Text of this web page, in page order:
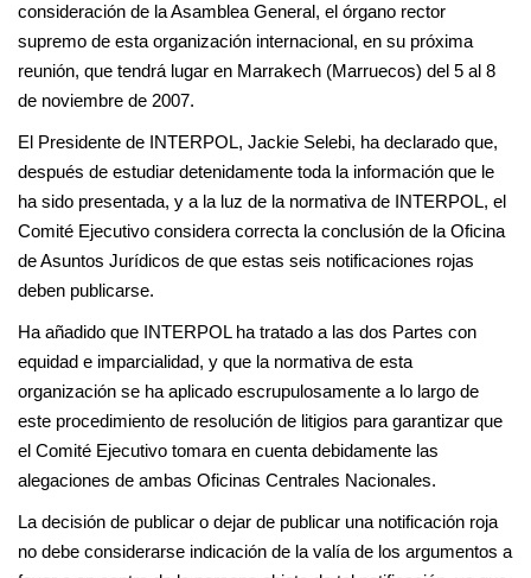
consideración de la Asamblea General, el órgano rector
supremo de esta organización internacional, en su próxima
reunión, que tendrá lugar en Marrakech (Marruecos) del 5 al 8
de noviembre de 2007.
El Presidente de INTERPOL, Jackie Selebi, ha declarado que,
después de estudiar detenidamente toda la información que le
ha sido presentada, y a la luz de la normativa de INTERPOL, el
Comité Ejecutivo considera correcta la conclusión de la Oficina
de Asuntos Jurídicos de que estas seis notificaciones rojas
deben publicarse.
Ha añadido que INTERPOL ha tratado a las dos Partes con
equidad e imparcialidad, y que la normativa de esta
organización se ha aplicado escrupulosamente a lo largo de
este procedimiento de resolución de litigios para garantizar que
el Comité Ejecutivo tomara en cuenta debidamente las
alegaciones de ambas Oficinas Centrales Nacionales.
La decisión de publicar o dejar de publicar una notificación roja
no debe considerarse indicación de la valía de los argumentos a